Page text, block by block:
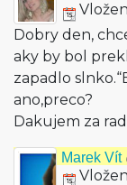
Dobry den,
aky by bol
zapadlo
ano,preco?
Dakujem za
Marek Vít